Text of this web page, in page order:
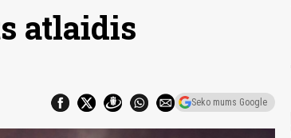
atlaidis
Seko mums Google